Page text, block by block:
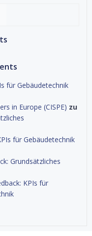
für Gebäudetechnik
in Europe (CISPE) zu
für Gebäudetechnik
Grundsätzliches
KPIs für